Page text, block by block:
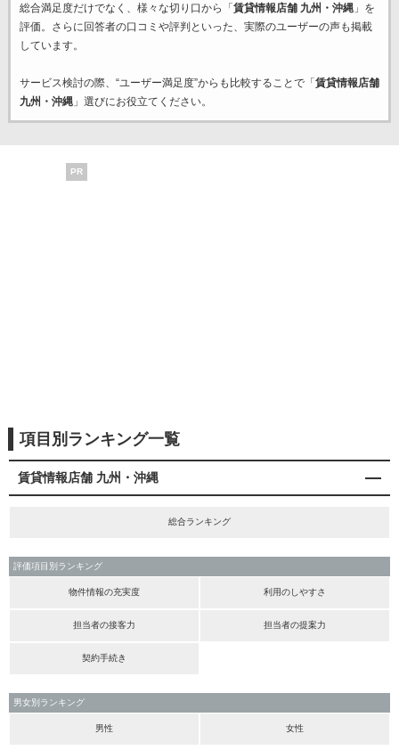
総合満足度だけでなく、様々な切り口から「 賃貸情報店舗 九州・沖縄」を
評価。さらに回答者の口コミや評判といった、実際のユーザーの声も掲載
しています。
サービス検討の際、“ユーザー満足度”からも比較することで「 賃貸情報店舗
九州・沖縄」選びにお役立てください。
PR
項目別ランキング一覧
賃貸情報店舗 九州・沖縄
総合ランキング
評価項目別ランキング
物件情報の充実度 利用のしやすさ
担当者の接客力 担当者の提案力
契約手続き
男女別ランキング
男性 女性